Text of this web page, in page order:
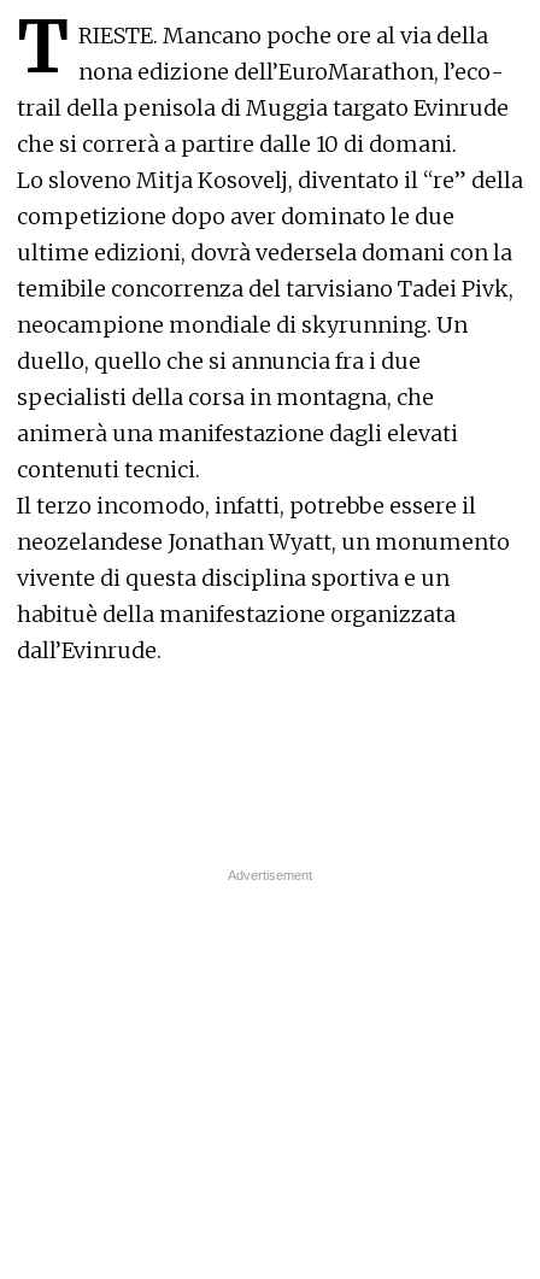
T RIESTE. Mancano poche ore al via della
nona edizione dell’EuroMarathon, l’eco-
trail della penisola di Muggia targato Evinrude
che si correrà a partire dalle 10 di domani.
Lo sloveno Mitja Kosovelj, diventato il “re” della
competizione dopo aver dominato le due
ultime edizioni, dovrà vedersela domani con la
temibile concorrenza del tarvisiano Tadei Pivk,
neocampione mondiale di skyrunning. Un
duello, quello che si annuncia fra i due
specialisti della corsa in montagna, che
animerà una manifestazione dagli elevati
contenuti tecnici.
Il terzo incomodo, infatti, potrebbe essere il
neozelandese Jonathan Wyatt, un monumento
vivente di questa disciplina sportiva e un
habituè della manifestazione organizzata
dall’Evinrude.